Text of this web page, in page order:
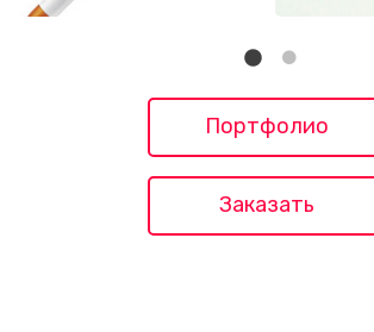
Портфолио
Заказать